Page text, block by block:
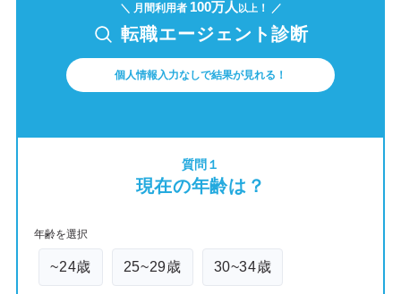
＼ 月間利用者 100万人 以上 ！ ／
転職エージェント診断
個人情報入力なしで結果が見れる！
質問１
現在の年齢は？
年齢を選択
~24歳 25~29歳 30~34歳